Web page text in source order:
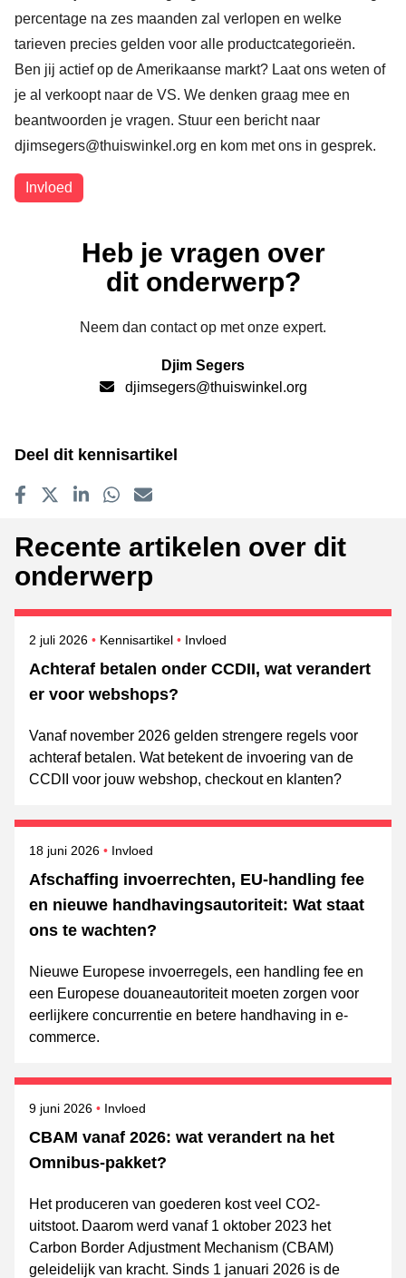
percentage na zes maanden zal verlopen en welke
tarieven precies gelden voor alle productcategorieën.
Ben jij actief op de Amerikaanse markt? Laat ons weten of
je al verkoopt naar de VS. We denken graag mee en
beantwoorden je vragen. Stuur een bericht naar
djimsegers@thuiswinkel.org en kom met ons in gesprek.
Onderwerpen
Invloed
Heb je vragen over
dit onderwerp?
Neem dan contact op met onze expert.
Djim Segers
djimsegers@thuiswinkel.org
Deel dit kennisartikel
Recente artikelen over dit
onderwerp
Achteraf betalen onder CCDII, wat verandert
er voor webshops?
Gepubliceerd op
2 juli 2026 Kennisartikel Onderwerpen
Invloed
Vanaf november 2026 gelden strengere regels voor
achteraf betalen. Wat betekent de invoering van de
CCDII voor jouw webshop, checkout en klanten?
Afschaffing invoerrechten, EU-handling fee
en nieuwe handhavingsautoriteit: Wat staat
ons te wachten?
Gepubliceerd op
18 juni 2026 Onderwerpen
Invloed
Nieuwe Europese invoerregels, een handling fee en
een Europese douaneautoriteit moeten zorgen voor
eerlijkere concurrentie en betere handhaving in e-
commerce.
CBAM vanaf 2026: wat verandert na het
Omnibus‑pakket?
Gepubliceerd op
9 juni 2026 Onderwerpen
Invloed
Het produceren van goederen kost veel CO2-
uitstoot. Daarom werd vanaf 1 oktober 2023 het
Carbon Border Adjustment Mechanism (CBAM)
geleidelijk van kracht. Sinds 1 januari 2026 is de